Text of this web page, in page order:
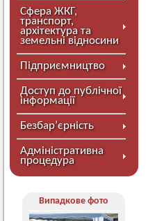
Сфера ЖКГ,
транспорт,
архітектура та
земельні відносини
Підприємництво
Доступ до публічної
інформації
Безбар’єрність
Адміністративна
процедура
Випадкове фото